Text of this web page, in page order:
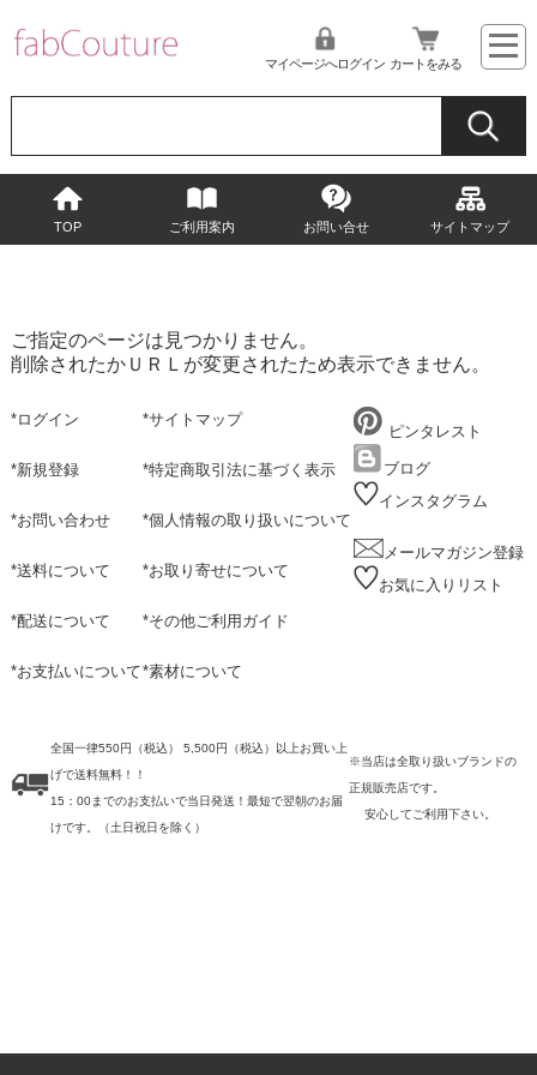
マイページへログイン カートをみる
TOP ご利用案内 お問い合せ サイトマップ
ご指定のページは見つかりません。
削除されたかＵＲＬが変更されたため表示できません。
*ログイン
*新規登録
*お問い合わせ
*送料について
*配送について
*お支払いについて
*サイトマップ
*特定商取引法に基づく表示
*個人情報の取り扱いについて
*お取り寄せについて
*その他ご利用ガイド
*素材について
ピンタレスト
ブログ
インスタグラム
メールマガジン登録
お気に入りリスト
全国一律550円（税込） 5,500円（税込）以上お買い上
げで送料無料！！
15：00までのお支払いで当日発送！最短で翌朝のお届
けです。
（土日祝日を除く）
※当店は全取り扱いブランドの
正規販売店です。
安心してご利用下さい。